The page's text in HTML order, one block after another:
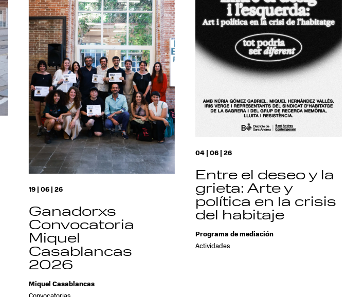
19 | 06 | 26
Ganadorxs
Convocatoria
Miquel
Casablancas
2026
Miquel Casablancas
04 | 06 | 26
Entre el deseo y la
grieta: Arte y
política en la crisis
del habitaje
Programa de mediación
Actividades